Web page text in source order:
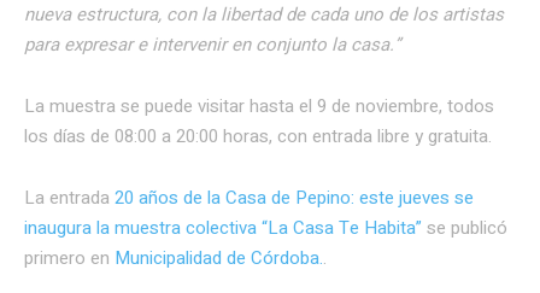
nueva estructura, con la libertad de cada uno de los artistas
para expresar e intervenir en conjunto la casa.”
La muestra se puede visitar hasta el 9 de noviembre, todos
los días de 08:00 a 20:00 horas, con entrada libre y gratuita.
La entrada 20 años de la Casa de Pepino: este jueves se
inaugura la muestra colectiva “La Casa Te Habita” se publicó
primero en Municipalidad de Córdoba..